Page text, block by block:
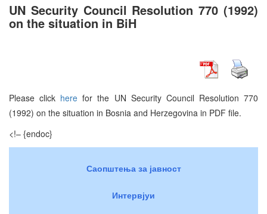
UN Security Council Resolution 770 (1992)
on the situation in BiH
Please click here for the UN Security Council Resolution 770
(1992) on the situation in Bosnia and Herzegovina in PDF file.
<!– {endoc}
Саопштења за јавност
Интервјуи